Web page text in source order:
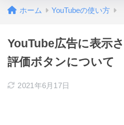
ホーム YouTubeの使い方
YouTube広告に表示
評価ボタンについて
2021年6月17日